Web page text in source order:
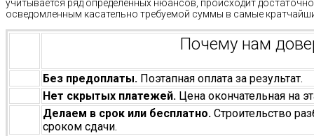
учитывается ряд определенных нюансов, происходит
осведомленным касательно требуемой суммы в самые
Почему нам
Без предоплаты. Поэтапная оплата за результат.
Нет скрытых платежей. Цена окончательная на
Делаем в срок или бесплатно. Строительство
сроком сдачи.